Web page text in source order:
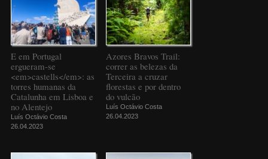
E em Portugal
ergueram-se
<em>castells</em>: as
torres humanas da
Catalunha em Lisboa e
no Alentejo
Luís Octávio Costa
26.04.2023
Azores Bravos Trail:
correr as belezas da
Terceira a cruzar
florestas e por dentro
do vulcão
Luís Octávio Costa
26.04.2023